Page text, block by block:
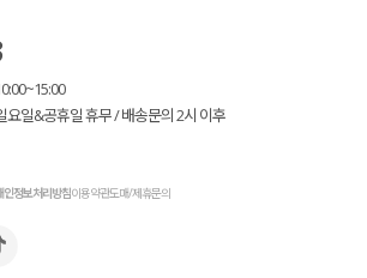
요일&공휴일 휴무 / 배송문의 2시 이후
인정보처리방침이용약관도매/제휴문의